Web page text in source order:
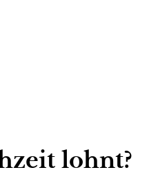
lohnt?